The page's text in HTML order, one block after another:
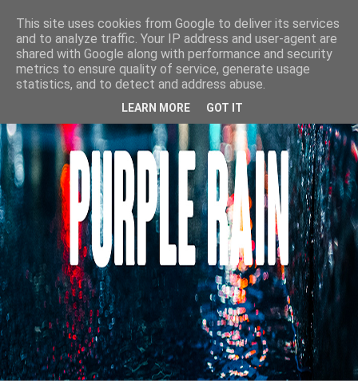
This site uses cookies from Google to deliver its services
and to analyze traffic. Your IP address and user-agent are
shared with Google along with performance and security
metrics to ensure quality of service, generate usage
statistics, and to detect and address abuse.
LEARN MORE GOT IT